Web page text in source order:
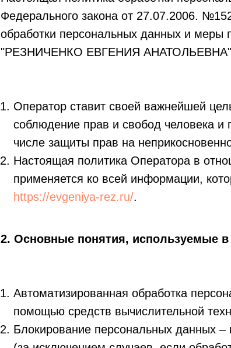
Федерального закона от 27.07.2006.
обработки персональных данных и меры
"РЕЗНИЧЕНКО ЕВГЕНИЯ АНАТОЛЬЕВНА"
Оператор ставит своей важнейшей
соблюдение прав и свобод человека и
числе защиты прав на
Настоящая политика Оператора в
применяется ко всей информации,
https://evgeniya-rez.ru/.
2. Основные понятия, используемые в
Автоматизированная обработка
помощью средств вычислительной
Блокирование персональных данных